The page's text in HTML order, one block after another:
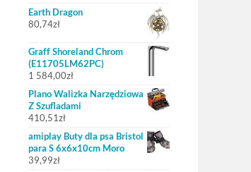
Earth Dragon
80,74zł
Graff Shoreland Chrom
(E11705LM62PC)
1 584,00zł
Plano Walizka Narzędziowa
Z Szufladami
410,51zł
amiplay Buty dla psa Bristol
para S 6x6x10cm Moro
39,99zł